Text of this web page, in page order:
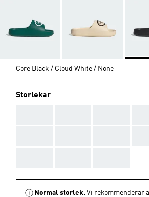
Core Black / Cloud White / None
Storlekar
Normal storlek. Vi rekommenderar